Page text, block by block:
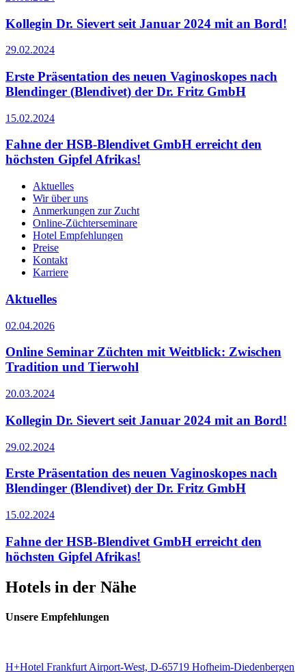
Kollegin Dr. Sievert seit Januar 2024 mit an Bord!
29.02.2024
Erste Präsentation des neuen Vaginoskopes nach
Blendinger (Blendivet) der Dr. Fritz GmbH
15.02.2024
Fahne der HSB-Blendivet GmbH erreicht den
höchsten Gipfel Afrikas!
Aktuelles
Wir über uns
Anmerkungen zur Zucht
Online-Züchterseminare
Hotel Empfehlungen
Preise
Kontakt
Karriere
Aktuelles
02.04.2026
Online Seminar Züchten mit Weitblick: Zwischen
Tradition und Tierwohl
20.03.2024
Kollegin Dr. Sievert seit Januar 2024 mit an Bord!
29.02.2024
Erste Präsentation des neuen Vaginoskopes nach
Blendinger (Blendivet) der Dr. Fritz GmbH
15.02.2024
Fahne der HSB-Blendivet GmbH erreicht den
höchsten Gipfel Afrikas!
Hotels in der Nähe
Unsere Empfehlungen
H+Hotel Frankfurt Airport-West, D-65719 Hofheim-Diedenbergen